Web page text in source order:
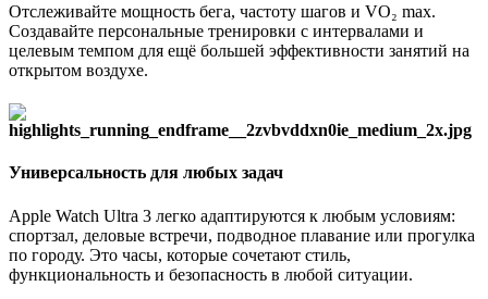
Отслеживайте мощность бега, частоту шагов и VO₂ max.
Создавайте персональные тренировки с интервалами и
целевым темпом для ещё большей эффективности занятий на
открытом воздухе.
Универсальность для любых задач
Apple Watch Ultra 3 легко адаптируются к любым условиям:
спортзал, деловые встречи, подводное плавание или прогулка
по городу. Это часы, которые сочетают стиль,
функциональность и безопасность в любой ситуации.